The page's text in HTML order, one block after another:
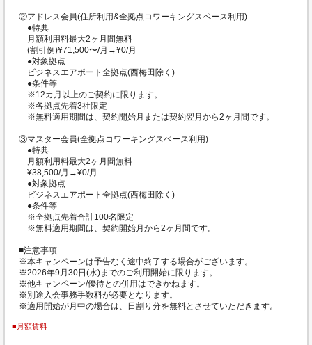
②アドレス会員(住所利用&全拠点コワーキングスペース利用)
●特典
月額利用料最大2ヶ月間無料
(割引例)¥71,500〜/月→¥0/月
●対象拠点
ビジネスエアポート全拠点(西梅田除く)
●条件等
※12カ月以上のご契約に限ります。
※各拠点先着3社限定
※無料適用期間は、契約開始月または契約翌月から2ヶ月間です。
③マスター会員(全拠点コワーキングスペース利用)
●特典
月額利用料最大2ヶ月間無料
¥38,500/月→¥0/月
●対象拠点
ビジネスエアポート全拠点(西梅田除く)
●条件等
※全拠点先着合計100名限定
※無料適用期間は、契約開始月から2ヶ月間です。
■注意事項
※本キャンペーンは予告なく途中終了する場合がございます。
※2026年9月30日(水)までのご利用開始に限ります。
※他キャンペーン/優待との併用はできかねます。
※別途入会事務手数料が必要となります。
※適用開始が月中の場合は、日割り分を無料とさせていただきます。
■月額賃料